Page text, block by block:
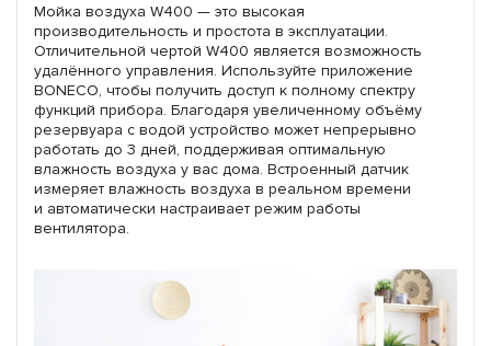
Мойка воздуха W400 — это высокая
производительность и простота в эксплуатации.
Отличительной чертой W400 является возможность
удалённого управления. Используйте приложение
BONECO, чтобы получить доступ к полному спектру
функций прибора. Благодаря увеличенному объёму
резервуара с водой устройство может непрерывно
работать до 3 дней, поддерживая оптимальную
влажность воздуха у вас дома. Встроенный датчик
измеряет влажность воздуха в реальном времени
и автоматически настраивает режим работы
вентилятора.